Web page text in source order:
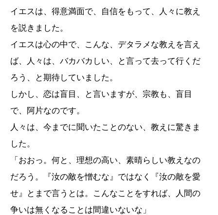
イエスは、得意満面で、自信をもって、人々に教え
を説きました。
イエスは心の中で、こんな、デタラメな教えを言え
ば、人々は、バカバカしい、と言って去って行くだ
ろう、と期待していました。
しかし、恋は盲目、と言いますが、宗教も、盲目
で、阿片なのです。
人々は、今までに聞いたことのない、教えに驚きま
した。
「おおっ。何と、理想の高い、素晴らしい教えなの
だろう。『汝の敵を憎むな』ではなく『汝の敵を愛
せ』とまで言うとは。こんなことをすれば、人間の
争いは無くなることは間違いないな」